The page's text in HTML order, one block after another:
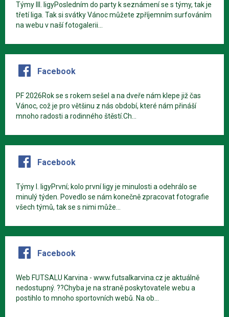
Týmy III. ligyPosledním do party k seznámení se s týmy, tak je
třetí liga. Tak si svátky Vánoc můžete zpříjemním surfováním
na webu v naší fotogalerii...
Facebook
PF 2026Rok se s rokem sešel a na dveře nám klepe již čas
Vánoc, což je pro většinu z nás období, které nám přináší
mnoho radosti a rodinného štěstí.Ch...
Facebook
Týmy I. ligyPrvní; kolo první ligy je minulosti a odehrálo se
minulý týden. Povedlo se nám konečně zpracovat fotografie
všech týmů, tak se s nimi může...
Facebook
Web FUTSALU Karvina - www.futsalkarvina.cz je aktuálně
nedostupný. ??Chyba je na straně poskytovatele webu a
postihlo to mnoho sportovních webů. Na ob...